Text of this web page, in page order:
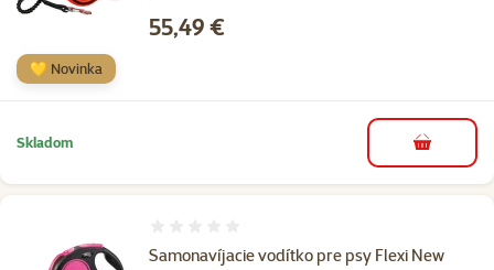
Cena
55,49 €
💛 Novinka
Skladom do košíka
Samonavíjacie vodítko pre psy Flexi New